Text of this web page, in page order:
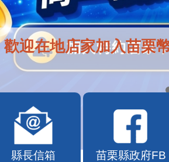
歡迎在地店家加入苗栗
縣長信箱 苗栗縣政府FB